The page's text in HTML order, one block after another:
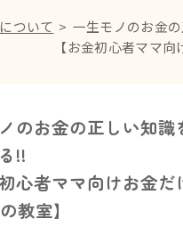
ついて
一生モノのお金の正しい知
【お金初心者ママ向けお金だけ
のお金の正しい知識
!!
初心者ママ向けお金だ
教室】